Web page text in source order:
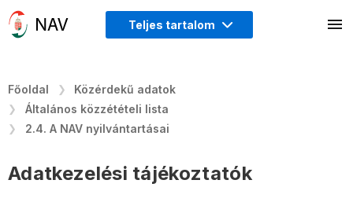
Teljes tartalom
Főoldal
Közérdekű adatok
Általános közzétételi lista
2.4. A NAV nyilvántartásai
Adatkezelési tájékoztatók